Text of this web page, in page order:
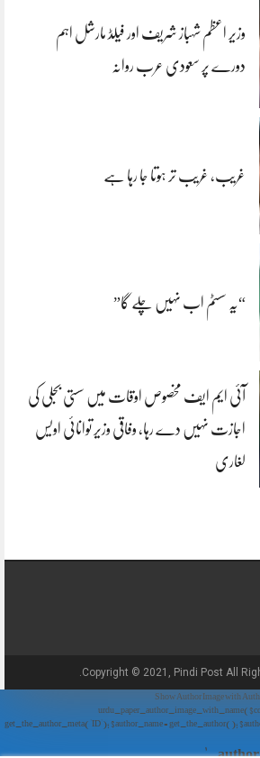
وزیر اعظم شہباز شریف اور فیلڈ مارشل اہم
دورے پر سعودی عرب روانہ
غریب، غریب تر ہوتا جا رہا ہے
“یہ سسٹم اب نہیں چلے گا”
آئی ایم ایف مخصوص اوقات میں سستی بجلی کی
اجازت نہیں دے رہا، وفاقی وزیر توانائی اویس
لغاری
Copyright © 2021, Pindi Post All
// Show Author Image with
get_the_author_meta('ID'); $author_name = get_the_author();